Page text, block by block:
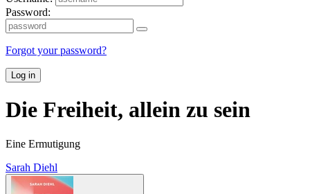
Password:
Forgot your password?
Log in
Die Freiheit, allein zu sein
Eine Ermutigung
Sarah Diehl